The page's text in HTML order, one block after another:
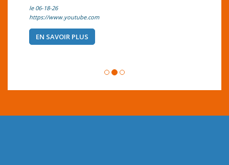
le 06-18-26
https://www.youtube.com
EN SAVOIR PLUS